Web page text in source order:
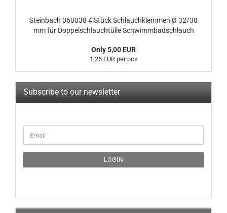
Steinbach 060038 4 Stück Schlauchklemmen Ø 32/38
mm für Doppelschlauchtülle Schwimmbadschlauch
Only 5,00 EUR
1,25 EUR per pcs
Subscribe to our newsletter
TO
PAGE
Email
LOGIN